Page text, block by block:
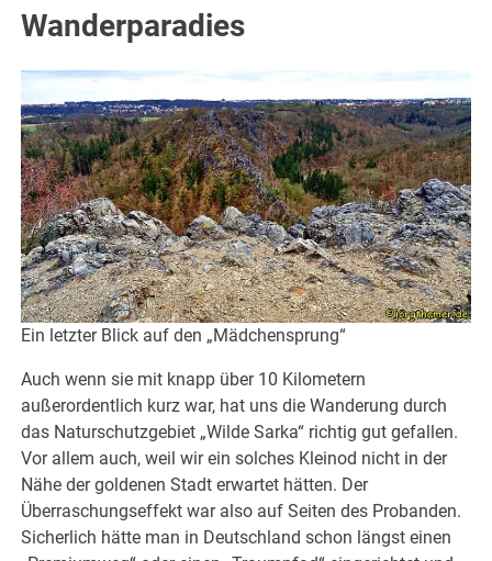
Wanderparadies
Ein letzter Blick auf den „Mädchensprung“
Auch wenn sie mit knapp über 10 Kilometern
außerordentlich kurz war, hat uns die Wanderung durch
das Naturschutzgebiet „Wilde Sarka“ richtig gut gefallen.
Vor allem auch, weil wir ein solches Kleinod nicht in der
Nähe der goldenen Stadt erwartet hätten. Der
Überraschungseffekt war also auf Seiten des Probanden.
Sicherlich hätte man in Deutschland schon längst einen